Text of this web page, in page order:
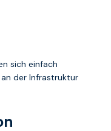
sich einfach
der Infrastruktur